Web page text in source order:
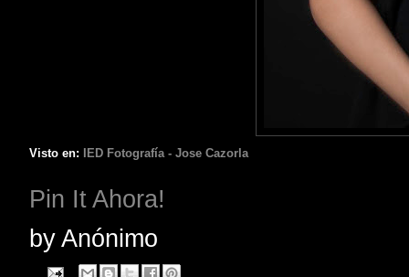
Visto en: IED Fotografía - Jose Cazorla
Pin It Ahora!
byAnónimo